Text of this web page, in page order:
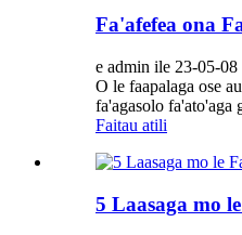
Fa'afefea ona
e admin ile 23-05-08
O le faapalaga ose
fa'agasolo fa'ato'aga
Faitau atili
5 Laasaga mo